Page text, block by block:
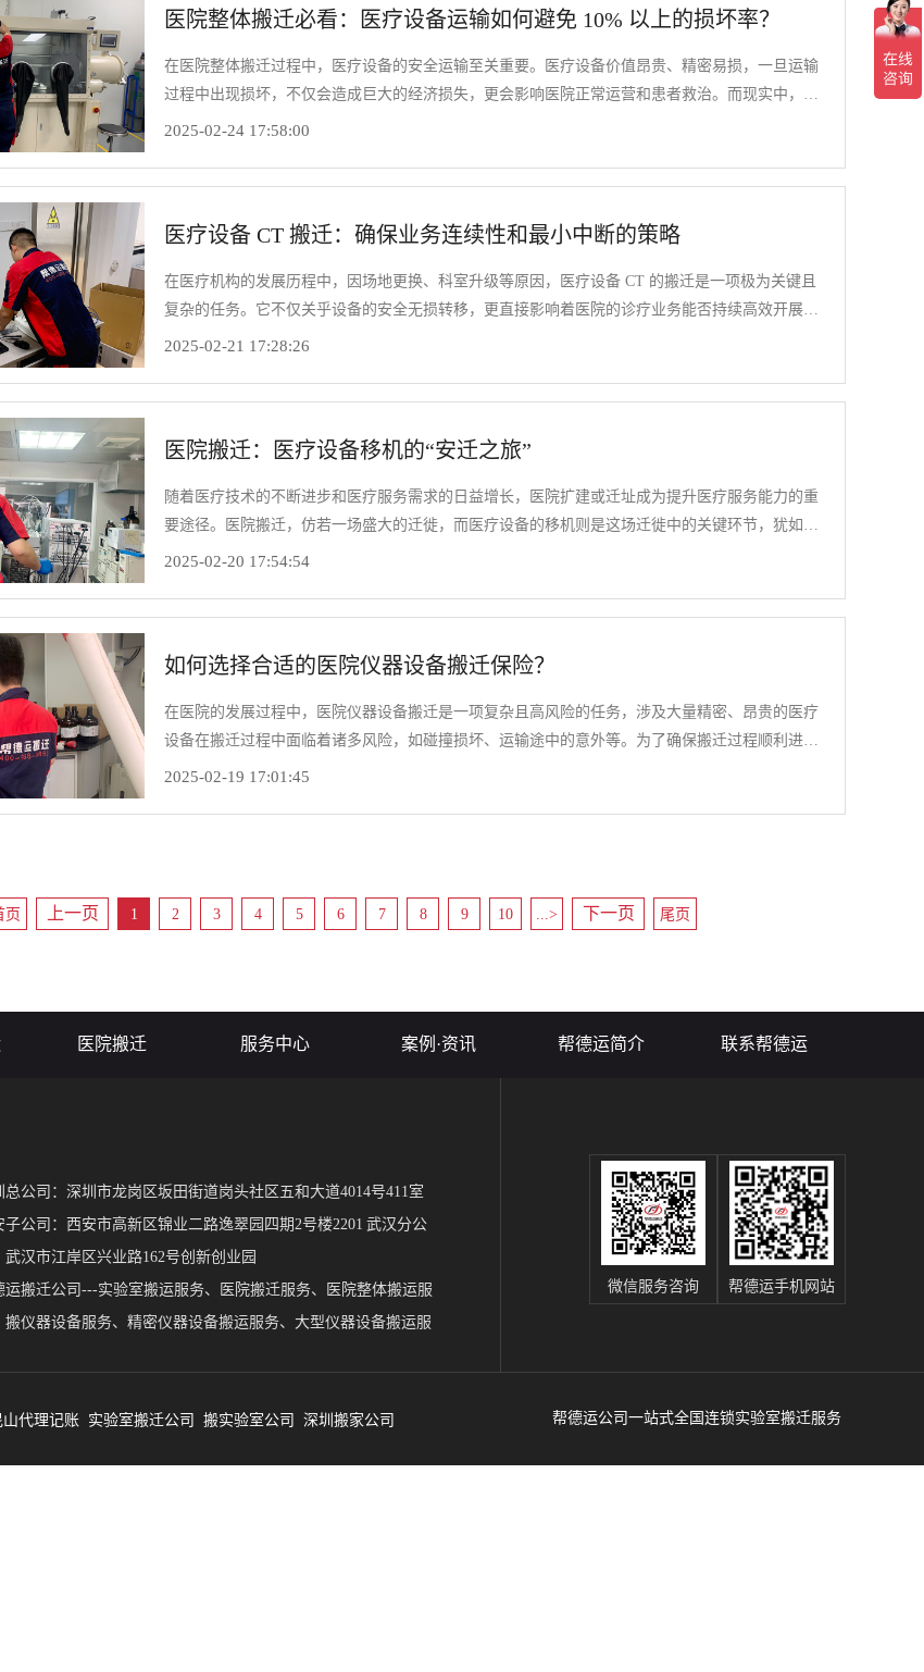
医院整体搬迁必看：医疗设备运输如何避免 10% 以上的损坏率？
在医院整体搬迁过程中，医疗设备的安全运输至关重要。医疗设备价值昂贵、精密易损，一旦运输
过程中出现损坏，不仅会造成巨大的经济损失，更会影响医院正常运营和患者救治。而现实中，因
运输不当导致的医疗设备损坏并不少见，甚至可能使损坏率超 10%。那么，如何才能有效避免这种
2025-02-24 17:58:00
医疗设备 CT 搬迁：确保业务连续性和最小中断的策略
在医疗机构的发展历程中，因场地更换、科室升级等原因，医疗设备 CT 的搬迁是一项极为关键且
复杂的任务。它不仅关乎设备的安全无损转移，更直接影响着医院的诊疗业务能否持续高效开展，
将患者就医的中断时间降至最低。因此，一套科学严谨、周全细致的搬迁策略显得尤为重要。
2025-02-21 17:28:26
医院搬迁：医疗设备移机的“安迁之旅”
随着医疗技术的不断进步和医疗服务需求的日益增长，医院扩建或迁址成为提升医疗服务能力的重
要途径。医院搬迁，仿若一场盛大的迁徙，而医疗设备的移机则是这场迁徙中的关键环节，犹如大
雁南飞时的有序队列，需精心谋划、高效执行。那么，如何在医院搬迁中实现医疗设备移机的高效
2025-02-20 17:54:54
如何选择合适的医院仪器设备搬迁保险？
在医院的发展过程中，医院仪器设备搬迁是一项复杂且高风险的任务，涉及大量精密、昂贵的医疗
设备在搬迁过程中面临着诸多风险，如碰撞损坏、运输途中的意外等。为了确保搬迁过程顺利进
行，避免因意外事故造成经济损失，购买合适的医院仪器设备搬迁保险至关重要。那么，究竟该如
2025-02-19 17:01:45
页 上一页 1 2 3 4 5 6 7 8 9 10 ...> 下一页 尾页
医院搬迁 服务中心 案例·资讯 帮德运简介 联系帮德运
总公司：深圳市龙岗区坂田街道岗头社区五和大道4014号411室
子公司：西安市高新区锦业二路逸翠园四期2号楼2201 武汉分公
武汉市江岸区兴业路162号创新创业园
运搬迁公司---实验室搬运服务、医院搬迁服务、医院整体搬运服
搬仪器设备服务、精密仪器设备搬运服务、大型仪器设备搬运服
四川、江西、河南、浙江、安徽、海南、江苏、黑龙江、吉林、辽
微信服务咨询 帮德运手机网站
山代理记账 实验室搬迁公司 搬实验室公司 深圳搬家公司 帮德运公司一站式全国连锁实验室搬迁服务